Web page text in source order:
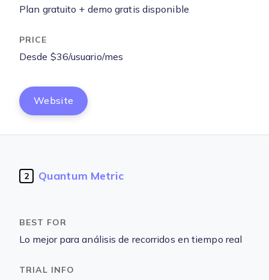
Plan gratuito + demo gratis disponible
Desde $36/usuario/mes
Website
2 Quantum Metric
Lo mejor para análisis de recorridos en tiempo real